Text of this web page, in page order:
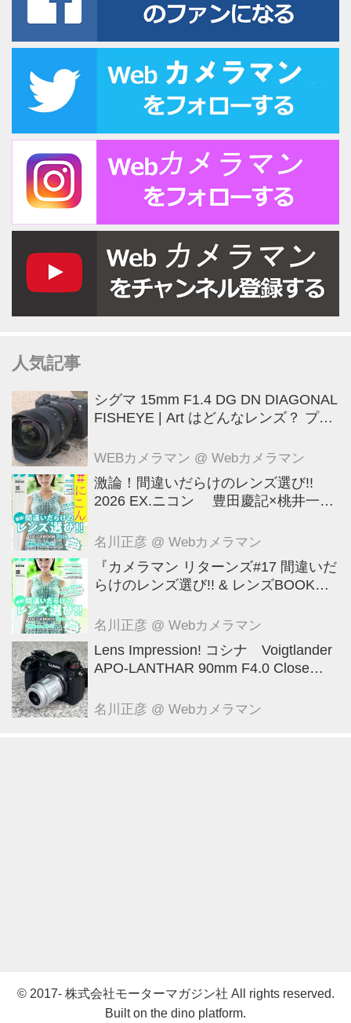
人気記事
シグマ 15mm F1.4 DG DN DIAGONAL
FISHEYE | Art はどんなレンズ？ プロ
WEBカメラマン @ Webカメラマン
激論！間違いだらけのレンズ選び!!
2026 EX.ニコン 豊田慶記×桃井一至
名川正彦 @ Webカメラマン
『カメラマン リターンズ#17 間違いだ
らけのレンズ選び!! & レンズBOOK
名川正彦 @ Webカメラマン
Lens Impression! コシナ Voigtlander
APO-LANTHAR 90mm F4.0 Close
（税込） ●マウント:ベッサM ●photo
名川正彦 @ Webカメラマン
© 2017- 株式会社モーターマガジン社 All rights reserved.
Built on the dino platform.